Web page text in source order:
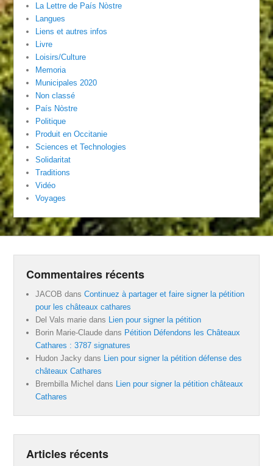
La Lettre de País Nòstre
Langues
Liens et autres infos
Livre
Loisirs/Culture
Memoria
Municipales 2020
Non classé
País Nòstre
Politique
Produit en Occitanie
Sciences et Technologies
Solidaritat
Traditions
Vidéo
Voyages
Commentaires récents
JACOB dansContinuez à partager et faire signer la pétition
pour les châteaux cathares
Del Vals marie dans Lien pour signer la pétition
Borin Marie-Claude dans Pétition Défendons les Châteaux
Cathares : 3787 signatures
Hudon Jacky dans Lien pour signer la pétition défense des
châteaux Cathares
Brembilla Michel dans Lien pour signer la pétition châteaux
Cathares
Articles récents